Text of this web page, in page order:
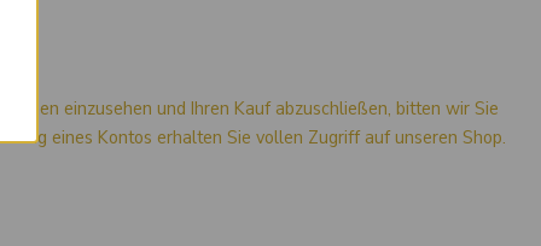
einzusehen und Ihren Kauf abzuschließen, bitten wir Sie
eines Kontos erhalten Sie vollen Zugriff auf unseren Shop.